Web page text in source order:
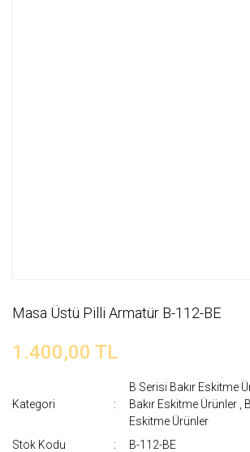
Masa Üstü Pilli Armatür B-112-BE
1.400,00 TL
Kategori
B Serisi Bakır Eskitme
Bakır Eskitme Ürünler
Eskitme Ürünler
Stok Kodu
B-112-BE